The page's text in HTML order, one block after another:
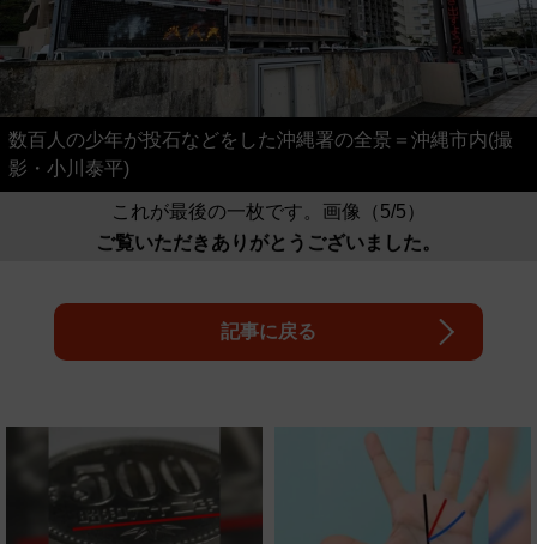
数百人の少年が投石などをした沖縄署の全景＝沖縄市内(撮
影・小川泰平)
これが最後の一枚です。画像（5/5）
ご覧いただきありがとうございました。
記事に戻る